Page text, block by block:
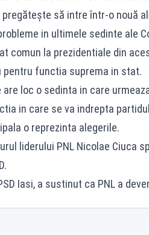
să intre într-o nouă
in ultimele sedinte ale
comun la prezidentiale din
pentru functia suprema in stat.
loc o sedinta in care
in care se va indrepta
o reprezinta alegerile.
liderului PNL Nicolae Ciuca
Iasi, a sustinut ca PNL a